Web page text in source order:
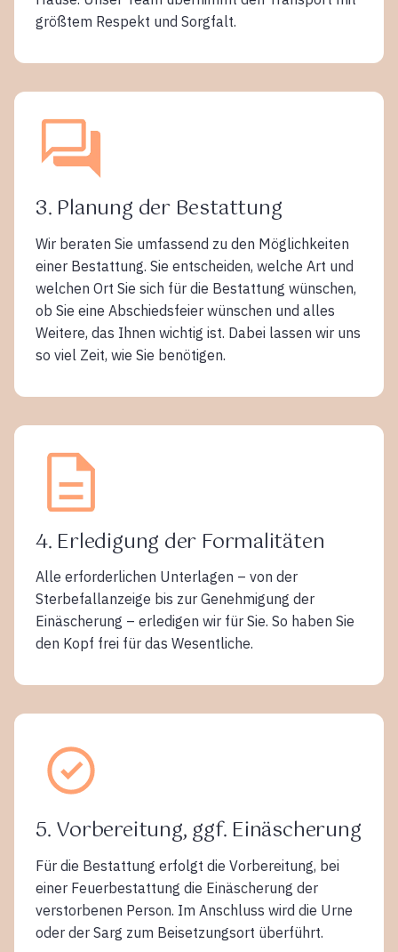
größtem Respekt und Sorgfalt.
3. Planung der Bestattung
Wir beraten Sie umfassend zu den Möglichkeiten
einer Bestattung. Sie entscheiden, welche Art und
welchen Ort Sie sich für die Bestattung wünschen,
ob Sie eine Abschiedsfeier wünschen und alles
Weitere, das Ihnen wichtig ist. Dabei lassen wir uns
so viel Zeit, wie Sie benötigen.
4. Erledigung der Formalitäten
Alle erforderlichen Unterlagen – von der
Sterbefallanzeige bis zur Genehmigung der
Einäscherung – erledigen wir für Sie. So haben Sie
den Kopf frei für das Wesentliche.
5. Vorbereitung, ggf. Einäscherung
Für die Bestattung erfolgt die Vorbereitung, bei
einer Feuerbestattung die Einäscherung der
verstorbenen Person. Im Anschluss wird die Urne
oder der Sarg zum Beisetzungsort überführt.